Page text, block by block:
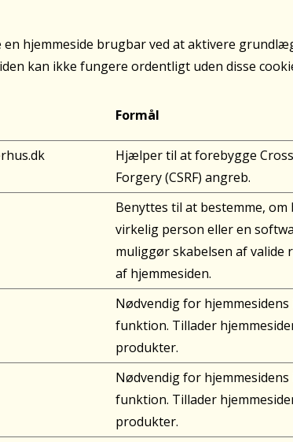
hjemmeside brugbar ved at aktivere
kan ikke fungere ordentligt uden disse
Formål
Hjælper til at forebygge
Forgery (CSRF) angreb.
Benyttes til at bestemme,
virkelig person eller en
muliggør skabelsen af
af hjemmesiden.
Nødvendig for
funktion. Tillader
produkter.
Nødvendig for
funktion. Tillader
produkter.